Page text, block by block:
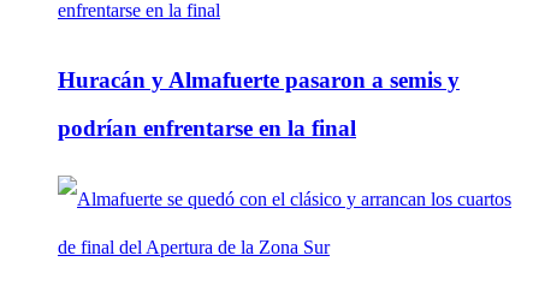
Huracán y Almafuerte pasaron a semis y
podrían enfrentarse en la final